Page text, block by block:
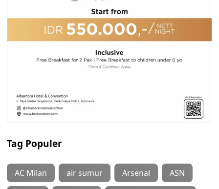
Tag Populer
AC Milan air sumur Arsenal ASN